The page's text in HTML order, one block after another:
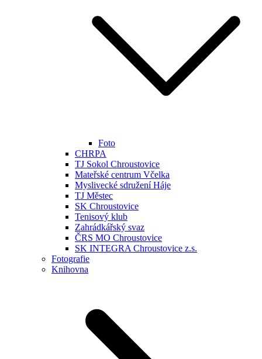
Foto
CHRPA
TJ Sokol Chroustovice
Mateřské centrum Včelka
Myslivecké sdružení Háje
TJ Městec
SK Chroustovice
Tenisový klub
Zahrádkářský svaz
ČRS MO Chroustovice
SK INTEGRA Chroustovice z.s.
Fotografie
Knihovna